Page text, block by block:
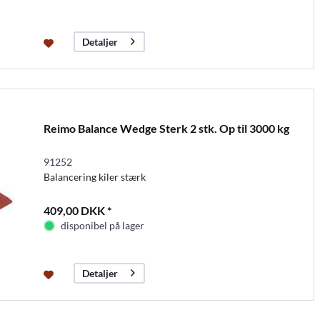
Detaljer
Reimo Balance Wedge Sterk 2 stk. Op til 3000 kg
91252
Balancering kiler stærk
409,00 DKK *
disponibel på lager
Detaljer